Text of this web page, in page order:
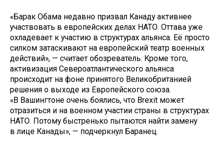
«Барак Обама недавно призвал Канаду активнее
участвовать в европейских делах НАТО. Оттава уже
охладевает к участию в структурах альянса. Её просто
силком затаскивают на европейский театр военных
действий», — считает обозреватель. Кроме того,
активизация Североатлантического альянса
происходит на фоне принятого Великобританией
решения о выходе из Европейского союза.
«В Вашингтоне очень боялись, что Brexit может
отразиться и на военном участии страны в структурах
НАТО. Потому быстренько пытаются найти замену
в лице Канады», — подчеркнул Баранец.